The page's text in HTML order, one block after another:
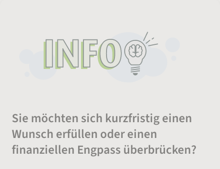
Sie möchten sich kurzfristig einen
Wunsch erfüllen oder einen
finanziellen Engpass überbrücken?